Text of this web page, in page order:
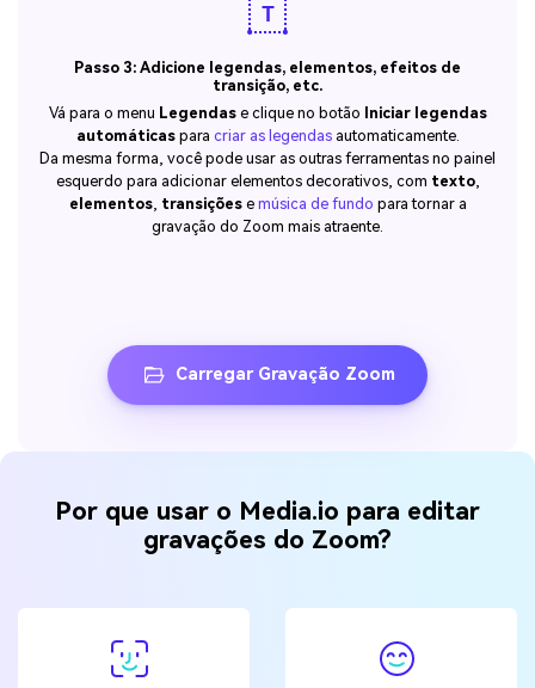
Passo 3: Adicione legendas, elementos, efeitos de
transição, etc.
Vá para o menu Legendase clique no botão Iniciar legendas
automáticaspara criar as legendasautomaticamente.
Da mesma forma, você pode usar as outras ferramentas no painel
esquerdo para adicionar elementos decorativos, com texto,
elementos, transiçõese música de fundo para tornar a
gravação do Zoom mais atraente.
Carregar Gravação Zoom
Por que usar o Media.io para editar
gravações do Zoom?